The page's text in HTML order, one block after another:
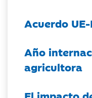
Acuerdo
Año
agricultora